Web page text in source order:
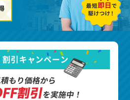
引キャンペーン
もり価格から
割引を実施中！